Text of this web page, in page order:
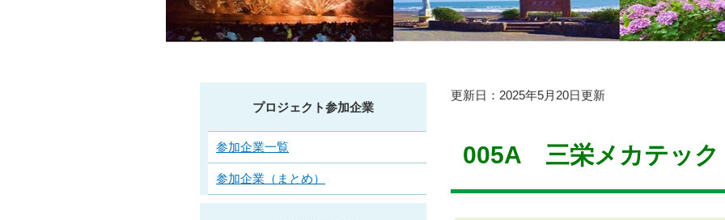
本
更新日：2025年5月20日更新
005A 三栄メカテック
プロジェクト参加企業
参加企業一覧
参加企業（まとめ）